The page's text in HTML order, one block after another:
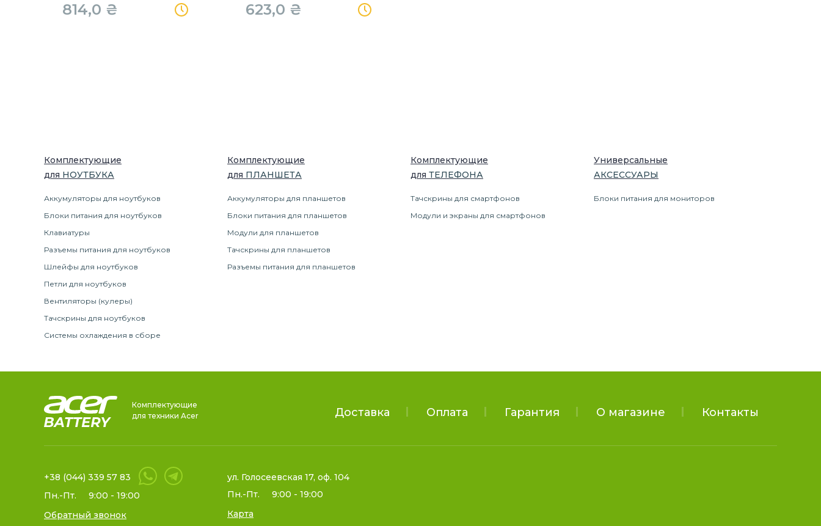
814,0 ₴ 623,0 ₴
Комплектующие
для НОУТБУКА
Аккумуляторы для ноутбуков
Блоки питания для ноутбуков
Клавиатуры
Разъемы питания для ноутбуков
Шлейфы для ноутбуков
Петли для ноутбуков
Вентиляторы (кулеры)
Тачскрины для ноутбуков
Системы охлаждения в сборе
Комплектующие
для ПЛАНШЕТА
Аккумуляторы для планшетов
Блоки питания для планшетов
Модули для планшетов
Тачскрины для планшетов
Разъемы питания для планшетов
Комплектующие
для ТЕЛЕФОНА
Тачскрины для смартфонов
Модули и экраны для смартфонов
Универсальные
АКСЕССУАРЫ
Блоки питания для мониторов
Комплектующие
для техники Acer
Доставка Оплата Гарантия О магазине Контакты
+38 (044) 339 57 83
Пн.-Пт.
9:00 - 19:00
Обратный звонок
ул. Голосеевская 17, оф. 104
Пн.-Пт.
9:00 - 19:00
Карта